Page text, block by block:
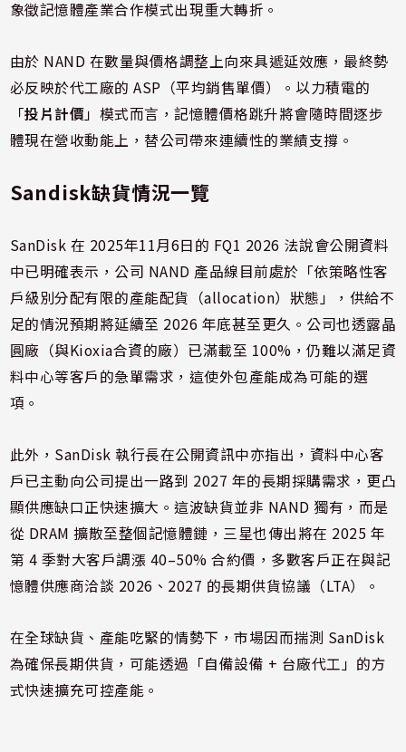
象徵記憶體產業合作模式出現重大轉折。
由於 NAND 在數量與價格調整上向來具遞延效應，最終勢
必反映於代工廠的 ASP（平均銷售單價）。以力積電的
「投片計價」模式而言，記憶體價格跳升將會隨時間逐步
體現在營收動能上，替公司帶來連續性的業績支撐。
Sandisk缺貨情況一覽
SanDisk 在 2025年11月6日的 FQ1 2026 法說會公開資料
中已明確表示，公司 NAND 產品線目前處於「依策略性客
戶級別分配有限的產能配貨（allocation）狀態」，供給不
足的情況預期將延續至 2026 年底甚至更久。公司也透露晶
圓廠（與Kioxia合資的廠）已滿載至 100%，仍難以滿足資
料中心等客戶的急單需求，這使外包產能成為可能的選
項。
此外，SanDisk 執行長在公開資訊中亦指出，資料中心客
戶已主動向公司提出一路到 2027 年的長期採購需求，更凸
顯供應缺口正快速擴大。這波缺貨並非 NAND 獨有，而是
從 DRAM 擴散至整個記憶體鏈，三星也傳出將在 2025 年
第 4 季對大客戶調漲 40–50% 合約價，多數客戶正在與記
憶體供應商洽談 2026、2027 的長期供貨協議（LTA）。
在全球缺貨、產能吃緊的情勢下，市場因而揣測 SanDisk
為確保長期供貨，可能透過「自備設備 + 台廠代工」的方
式快速擴充可控產能。